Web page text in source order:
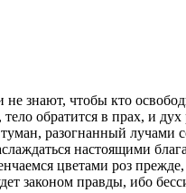
знают, чтобы кто
обратится в прах, и
разогнанный
настоящими
цветами роз
законом правды, ибо